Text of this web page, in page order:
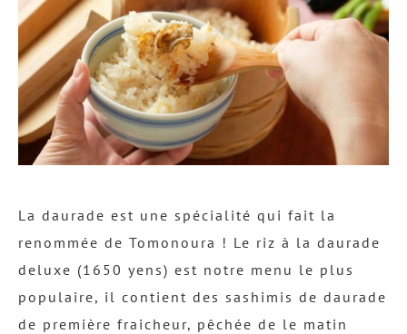
La daurade est une spécialité qui fait la
renommée de Tomonoura ! Le riz à la daurade
deluxe (1650 yens) est notre menu le plus
populaire, il contient des sashimis de daurade
de première fraicheur, pêchée de le matin